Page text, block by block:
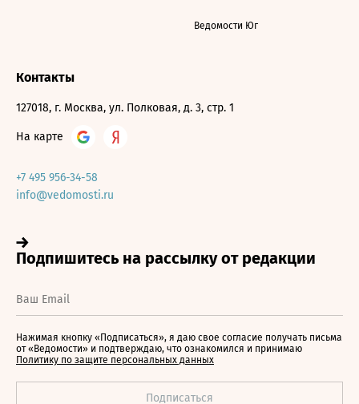
Ведомости Юг
Контакты
127018, г. Москва, ул. Полковая, д. 3, стр. 1
На карте
+7 495 956-34-58
info@vedomosti.ru
Нажимая кнопку «Подписаться», я даю свое согласие получать письма
от «Ведомости» и подтверждаю, что ознакомился и принимаю
Политику по защите персональных данных